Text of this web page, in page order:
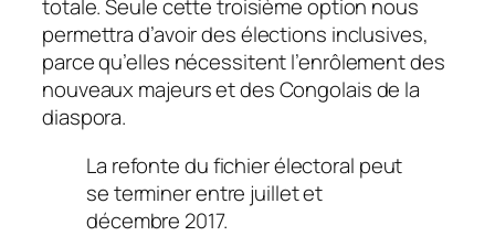
totale. Seule cette troisième option nous
permettra d’avoir des élections inclusives,
parce qu’elles nécessitent l’enrôlement des
nouveaux majeurs et des Congolais de la
diaspora.
La refonte du fichier électoral peut
se terminer entre juillet et
décembre 2017.